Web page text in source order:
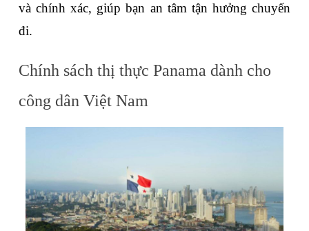
và chính xác, giúp bạn an tâm tận hưởng chuyến
đi.
Chính sách thị thực Panama dành cho
công dân Việt Nam